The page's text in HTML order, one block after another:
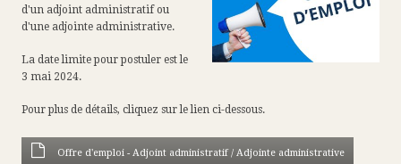
d'un adjoint administratif ou
d'une adjointe administrative.
La date limite pour postuler est le
3 mai 2024.
Pour plus de détails, cliquez sur le lien ci-dessous.
Offre d'emploi - Adjoint administratif / Adjointe administrative